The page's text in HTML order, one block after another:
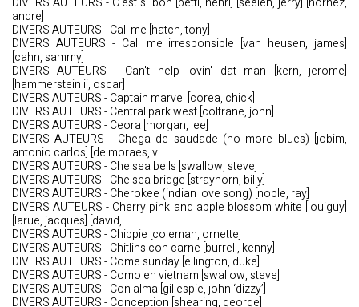
andre]
DIVERS AUTEURS - Call me [hatch, tony]
DIVERS AUTEURS - Call me irresponsible [van heusen, james]
[cahn, sammy]
DIVERS AUTEURS - Can't help lovin' dat man [kern, jerome]
[hammerstein ii, oscar]
DIVERS AUTEURS - Captain marvel [corea, chick]
DIVERS AUTEURS - Central park west [coltrane, john]
DIVERS AUTEURS - Ceora [morgan, lee]
DIVERS AUTEURS - Chega de saudade (no more blues) [jobim,
antonio carlos] [de moraes, v
DIVERS AUTEURS - Chelsea bells [swallow, steve]
DIVERS AUTEURS - Chelsea bridge [strayhorn, billy]
DIVERS AUTEURS - Cherokee (indian love song) [noble, ray]
DIVERS AUTEURS - Cherry pink and apple blossom white [louiguy]
[larue, jacques] [david,
DIVERS AUTEURS - Chippie [coleman, ornette]
DIVERS AUTEURS - Chitlins con carne [burrell, kenny]
DIVERS AUTEURS - Come sunday [ellington, duke]
DIVERS AUTEURS - Como en vietnam [swallow, steve]
DIVERS AUTEURS - Con alma [gillespie, john ‘dizzy’]
DIVERS AUTEURS - Conception [shearing, george]